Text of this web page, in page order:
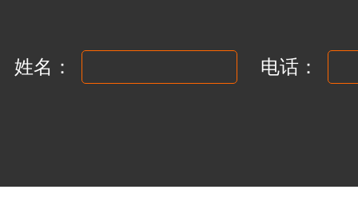
姓名： 电话：